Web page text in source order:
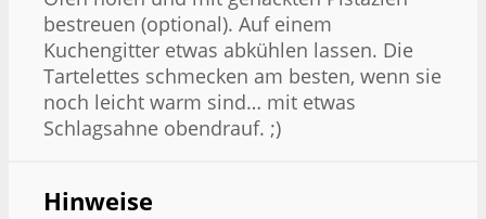
bestreuen (optional). Auf einem
Kuchengitter etwas abkühlen lassen. Die
Tartelettes schmecken am besten, wenn sie
noch leicht warm sind… mit etwas
Schlagsahne obendrauf. ;)
Hinweise